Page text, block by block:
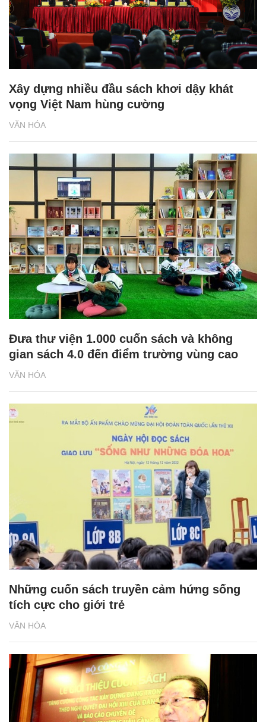
VĂN HÓA
Xây dựng nhiều đầu sách khơi dậy khát
vọng Việt Nam hùng cường
VĂN HÓA
Đưa thư viện 1.000 cuốn sách và không
gian sách 4.0 đến điểm trường vùng cao
VĂN HÓA
Những cuốn sách truyền cảm hứng sống
tích cực cho giới trẻ